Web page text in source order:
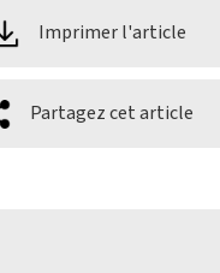
Imprimer l'article
Partagez cet article